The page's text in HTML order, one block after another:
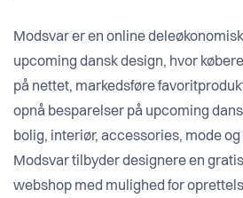
Modsvar er en online
upcoming dansk design, hvor
på nettet, markedsføre
opnå besparelser på upcoming
bolig, interiør, accessories, mode og
Modsvar tilbyder designere en
webshop med mulighed for